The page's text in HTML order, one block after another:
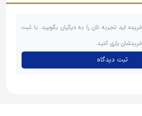
اید تجربه تان را به دیگران بگویید. با ثبت
یاری کنید.
ثبت دیدگاه